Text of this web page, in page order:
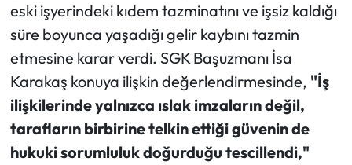
eski işyerindeki kıdem tazminatını ve işsiz kaldığı
süre boyunca yaşadığı gelir kaybını tazmin
etmesine karar verdi. SGK Başuzmanı İsa
Karakaş konuya ilişkin değerlendirmesinde, "İş
ilişkilerinde yalnızca ıslak imzaların değil,
tarafların birbirine telkin ettiği güvenin de
hukuki sorumluluk doğurduğu tescillendi,"